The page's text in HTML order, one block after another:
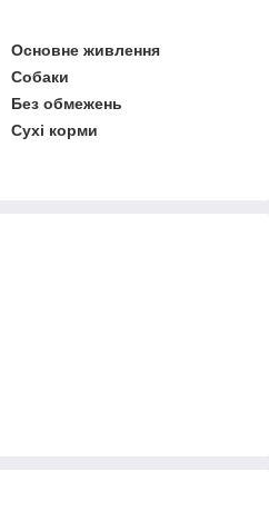
Основне живлення
Собаки
Без обмежень
Сухі корми